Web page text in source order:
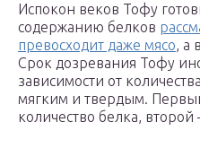
Испокон веков Тофу
содержанию белков
превосходит даже мясо, а
Срок дозревания Тофу
зависимости от
мягким и твердым.
количество белка,